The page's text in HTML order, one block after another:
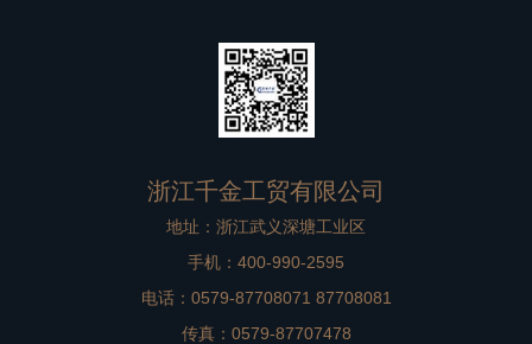
浙江千金工贸有限公司
地址：浙江武义深塘工业区
手机：400-990-2595
电话：0579-87708071 87708081
传真：0579-87707478